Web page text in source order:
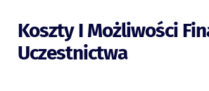
Koszty I Możliwości
Uczestnictwa